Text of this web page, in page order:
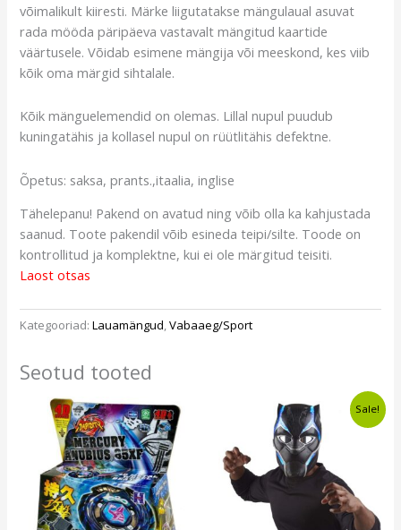
võimalikult kiiresti. Märke liigutatakse mängulaual asuvat
rada mööda päripäeva vastavalt mängitud kaartide
väärtusele. Võidab esimene mängija või meeskond, kes viib
kõik oma märgid sihtalale.
Kõik mänguelemendid on olemas. Lillal nupul puudub
kuningatähis ja kollasel nupul on rüütlitähis defektne.
Õpetus: saksa, prants.,itaalia, inglise
Tähelepanu! Pakend on avatud ning võib olla ka kahjustada
saanud. Toote pakendil võib esineda teipi/silte. Toode on
kontrollitud ja komplektne, kui ei ole märgitud teisiti.
Laost otsas
Kategooriad:Lauamängud,Vabaaeg/Sport
Seotud tooted
Sale!
Algne
hind
oli:
€79,00.
Current
price